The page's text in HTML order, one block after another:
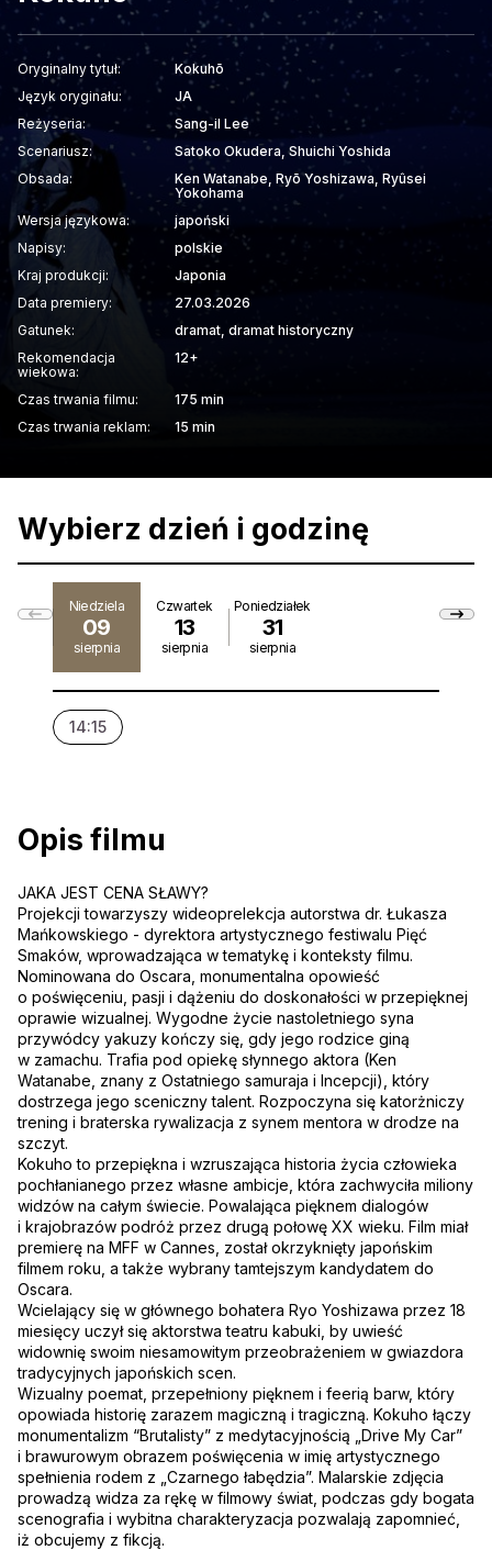
Oryginalny tytuł:
Kokuhō
Język oryginału:
JA
Reżyseria:
Sang-il Lee
Scenariusz:
Satoko Okudera, Shuichi Yoshida
Obsada:
Ken Watanabe, Ryō Yoshizawa, Ryûsei
Yokohama
Wersja językowa:
japoński
Napisy:
polskie
Kraj produkcji:
Japonia
Data premiery:
27.03.2026
Gatunek:
dramat, dramat historyczny
Rekomendacja
wiekowa:
12+
Czas trwania filmu:
175 min
Czas trwania reklam:
15 min
Wybierz dzień i godzinę
Niedziela
09
sierpnia
Czwartek
13
sierpnia
Poniedziałek
31
sierpnia
14:15
Opis filmu
JAKA JEST CENA SŁAWY?
Projekcji towarzyszy wideoprelekcja autorstwa dr. Łukasza
Mańkowskiego - dyrektora artystycznego festiwalu Pięć
Smaków, wprowadzająca w tematykę i konteksty filmu.
Nominowana do Oscara, monumentalna opowieść
o poświęceniu, pasji i dążeniu do doskonałości w przepięknej
oprawie wizualnej. Wygodne życie nastoletniego syna
przywódcy yakuzy kończy się, gdy jego rodzice giną
w zamachu. Trafia pod opiekę słynnego aktora (Ken
Watanabe, znany z Ostatniego samuraja i Incepcji), który
dostrzega jego sceniczny talent. Rozpoczyna się katorżniczy
trening i braterska rywalizacja z synem mentora w drodze na
szczyt.
Kokuho to przepiękna i wzruszająca historia życia człowieka
pochłanianego przez własne ambicje, która zachwyciła miliony
widzów na całym świecie. Powalająca pięknem dialogów
i krajobrazów podróż przez drugą połowę XX wieku. Film miał
premierę na MFF w Cannes, został okrzyknięty japońskim
filmem roku, a także wybrany tamtejszym kandydatem do
Oscara.
Wcielający się w głównego bohatera Ryo Yoshizawa przez 18
miesięcy uczył się aktorstwa teatru kabuki, by uwieść
widownię swoim niesamowitym przeobrażeniem w gwiazdora
tradycyjnych japońskich scen.
Wizualny poemat, przepełniony pięknem i feerią barw, który
opowiada historię zarazem magiczną i tragiczną. Kokuho łączy
monumentalizm “Brutalisty” z medytacyjnością „Drive My Car”
i brawurowym obrazem poświęcenia w imię artystycznego
spełnienia rodem z „Czarnego łabędzia”. Malarskie zdjęcia
prowadzą widza za rękę w filmowy świat, podczas gdy bogata
scenografia i wybitna charakteryzacja pozwalają zapomnieć,
iż obcujemy z fikcją.